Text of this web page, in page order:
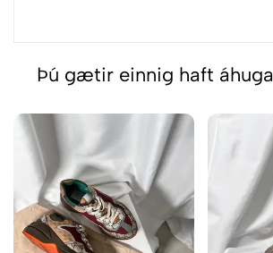
Þú gætir einnig haft